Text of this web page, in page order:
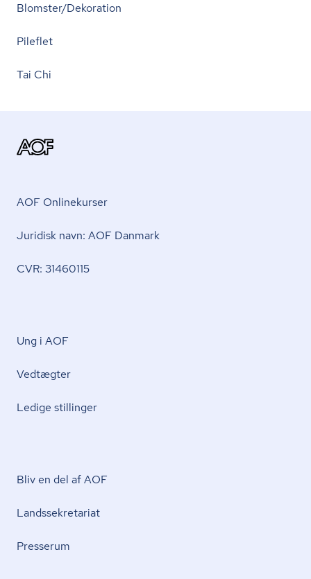
Blomster/Dekoration
Pileflet
Tai Chi
AOF Onlinekurser
Juridisk navn: AOF Danmark
CVR: 31460115
Ung i AOF
Vedtægter
Ledige stillinger
Bliv en del af AOF
Lands­se­kre­ta­ri­at
Presserum